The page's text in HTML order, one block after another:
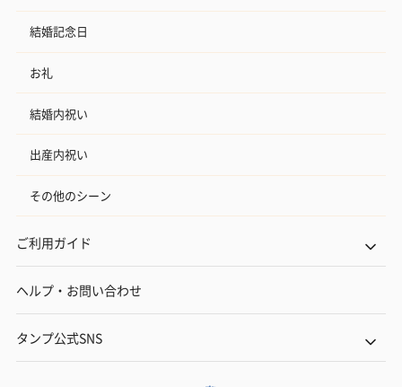
結婚記念日
お礼
結婚内祝い
出産内祝い
その他のシーン
ご利用ガイド
ヘルプ・お問い合わせ
タンプ公式SNS